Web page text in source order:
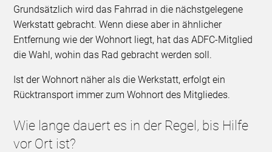
Grundsätzlich wird das Fahrrad in die nächstgelegene
Werkstatt gebracht. Wenn diese aber in ähnlicher
Entfernung wie der Wohnort liegt, hat das ADFC-Mitglied
die Wahl, wohin das Rad gebracht werden soll.
Ist der Wohnort näher als die Werkstatt, erfolgt ein
Rücktransport immer zum Wohnort des Mitgliedes.
Wie lange dauert es in der Regel, bis Hilfe
vor Ort ist?